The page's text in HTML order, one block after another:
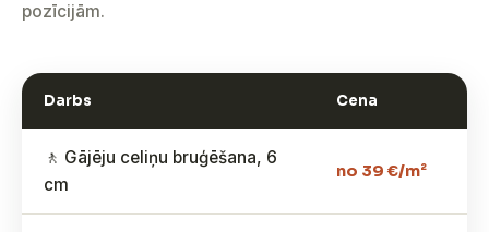
pozīcijām.
Darbs Cena
🚶 Gājēju celiņu bruģēšana, 6
cm
no 39 €/m²